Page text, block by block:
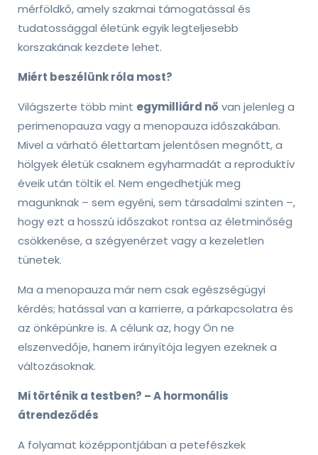
mérföldkő, amely szakmai támogatással és
tudatossággal életünk egyik legteljesebb
korszakának kezdete lehet.
Miért beszélünk róla most?
Világszerte több mint egymilliárd nő van jelenleg a
perimenopauza vagy a menopauza időszakában.
Mivel a várható élettartam jelentősen megnőtt, a
hölgyek életük csaknem egyharmadát a reproduktív
éveik után töltik el. Nem engedhetjük meg
magunknak – sem egyéni, sem társadalmi szinten –,
hogy ezt a hosszú időszakot rontsa az életminőség
csökkenése, a szégyenérzet vagy a kezeletlen
tünetek.
Ma a menopauza már nem csak egészségügyi
kérdés; hatással van a karrierre, a párkapcsolatra és
az önképünkre is. A célunk az, hogy Ön ne
elszenvedője, hanem irányítója legyen ezeknek a
változásoknak.
Mi történik a testben? – A hormonális
átrendeződés
A folyamat középpontjában a petefészkek